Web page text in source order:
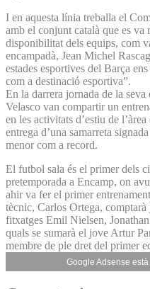
I en aquesta línia treballa el
amb el conjunt català que es va
disponibilitat dels equips, com
encampadà, Jean Michel
estades esportives del Barça
com a destinació esportiva”.
En la darrera jornada de la
Velasco van compartir un
en les activitats d’estiu de
entrega d’una samarreta
menor com a record.
El futbol sala és el primer dels
pretemporada a Encamp, on
ahir va fer el primer
tècnic, Carlos Ortega,
fitxatges Emil Nielsen,
quals se sumarà el jove Artur
membre de ple dret del primer
Google Adsense